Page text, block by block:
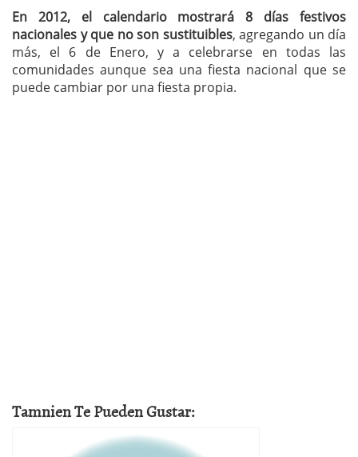
En 2012, el calendario mostrará 8 días festivos
nacionales y que no son sustituibles, agregando un día
más, el 6 de Enero, y a celebrarse en todas las
comunidades aunque sea una fiesta nacional que se
puede cambiar por una fiesta propia.
Tamnien Te Pueden Gustar: